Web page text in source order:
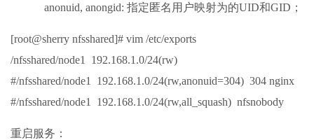
anonuid, anongid: 指定匿名用户映射为的UID和GID；
[root@sherry nfsshared]# vim /etc/exports
/nfsshared/node1 192.168.1.0/24(rw)
#/nfsshared/node1 192.168.1.0/24(rw,anonuid=304) 304 nginx
#/nfsshared/node1 192.168.1.0/24(rw,all_squash) nfsnobody
重启服务：